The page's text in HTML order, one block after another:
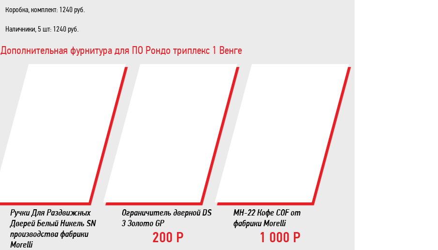
Коробка, комплект: 1240 руб.
Наличники, 5 шт: 1240 руб.
Дополнительная фурнитура для ПО Рондо триплекс 1 Венге
Ручки Для Раздвижных
Дверей Белый Никель SN
производства фабрики
Morelli
Ограничитель дверной DS
3 Золото GP
200 Р
MH-22 Кофе COF от
фабрики Morelli
1 000 Р